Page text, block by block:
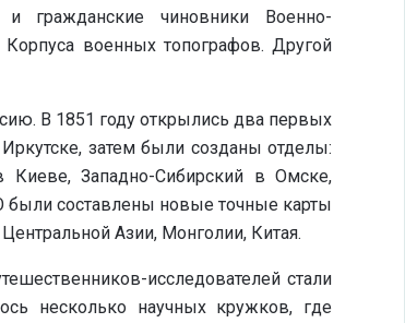
гражданские чиновники Военно-
военных топографов. Другой
В 1851 году открылись два первых
затем были созданы отделы:
Киеве, Западно-Сибирский в Омске,
были составлены новые точные карты
Азии, Монголии, Китая.
исследователей стали
несколько научных кружков, где